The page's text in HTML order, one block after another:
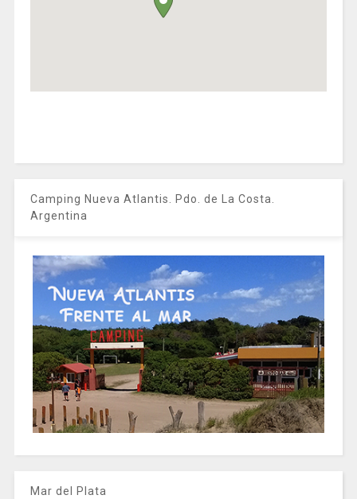
Camping Nueva Atlantis. Pdo. de La Costa.
Argentina
Mar del Plata